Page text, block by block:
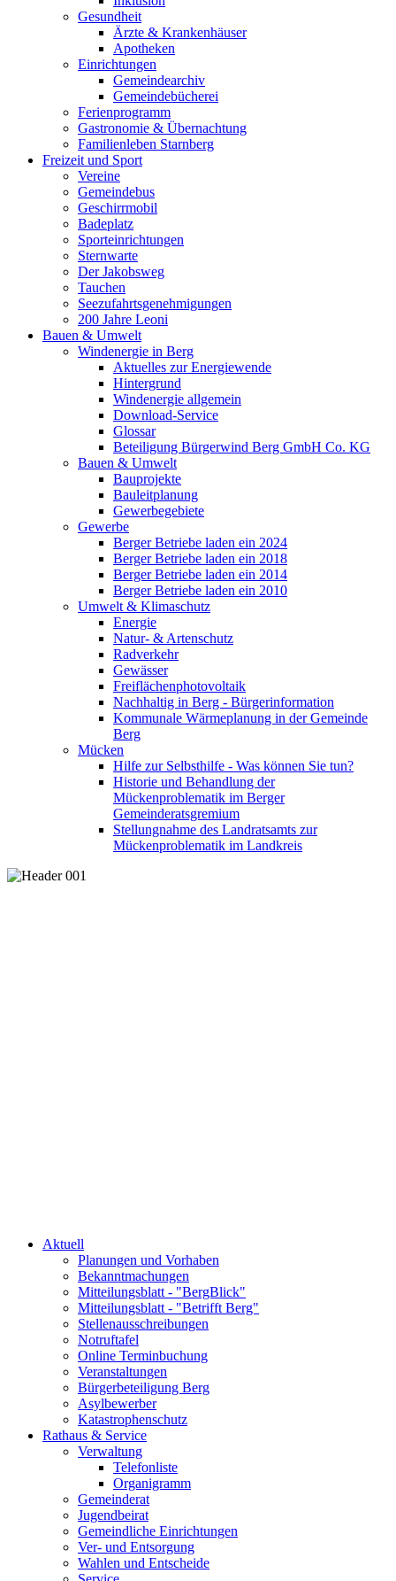
Gesundheit
Ärzte & Krankenhäuser
Apotheken
Einrichtungen
Gemeindearchiv
Gemeindebücherei
Ferienprogramm
Gastronomie & Übernachtung
Familienleben Starnberg
Freizeit und Sport
Vereine
Gemeindebus
Geschirrmobil
Badeplatz
Sporteinrichtungen
Sternwarte
Der Jakobsweg
Tauchen
Seezufahrtsgenehmigungen
200 Jahre Leoni
Bauen & Umwelt
Windenergie in Berg
Aktuelles zur Energiewende
Hintergrund
Windenergie allgemein
Download-Service
Glossar
Beteiligung Bürgerwind Berg GmbH Co. KG
Bauen & Umwelt
Bauprojekte
Bauleitplanung
Gewerbegebiete
Gewerbe
Berger Betriebe laden ein 2024
Berger Betriebe laden ein 2018
Berger Betriebe laden ein 2014
Berger Betriebe laden ein 2010
Umwelt & Klimaschutz
Energie
Natur- & Artenschutz
Radverkehr
Gewässer
Freiflächenphotovoltaik
Nachhaltig in Berg - Bürgerinformation
Kommunale Wärmeplanung in der Gemeinde
Berg
Mücken
Hilfe zur Selbsthilfe - Was können Sie tun?
Historie und Behandlung der
Mückenproblematik im Berger
Gemeinderatsgremium
Stellungnahme des Landratsamts zur
Mückenproblematik im Landkreis
Aktuell
Planungen und Vorhaben
Bekanntmachungen
Mitteilungsblatt - "BergBlick"
Mitteilungsblatt - "Betrifft Berg"
Stellenausschreibungen
Notruftafel
Online Terminbuchung
Veranstaltungen
Bürgerbeteiligung Berg
Asylbewerber
Katastrophenschutz
Rathaus & Service
Verwaltung
Telefonliste
Organigramm
Gemeinderat
Jugendbeirat
Gemeindliche Einrichtungen
Ver- und Entsorgung
Wahlen und Entscheide